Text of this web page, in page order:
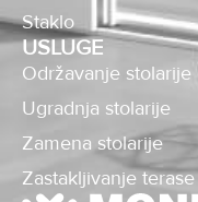
Staklo
USLUGE
Održavanje stolarije
Ugradnja stolarije
Zamena stolarije
Zastakljivanje terase